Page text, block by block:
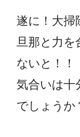
遂に！大掃
旦那と力を
ないと！！
気合いは十
でしょうか